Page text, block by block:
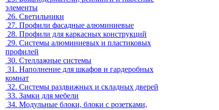
элементы
26. Светильники
27. Профили фасадные алюминиевые
28. Профили для каркасных конструкций
29. Системы алюминиевых и пластиковых
профилей
30. Стеллажные системы
31. Наполнение для шкафов и гардеробных
комнат
32. Системы раздвижных и складных дверей
33. Замки для мебели
34. Модульные блоки, блоки с розетками,